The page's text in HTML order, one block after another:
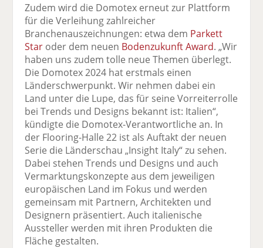
Zudem wird die Domotex erneut zur Plattform
für die Verleihung zahlreicher
Branchenauszeichnungen: etwa dem Parkett
Star oder dem neuen Bodenzukunft Award. „Wir
haben uns zudem tolle neue Themen überlegt.
Die Domotex 2024 hat erstmals einen
Länderschwerpunkt. Wir nehmen dabei ein
Land unter die Lupe, das für seine Vorreiterrolle
bei Trends und Designs bekannt ist: Italien“,
kündigte die Domotex-Verantwortliche an. In
der Flooring-Halle 22 ist als Auftakt der neuen
Serie die Länderschau „Insight Italy“ zu sehen.
Dabei stehen Trends und Designs und auch
Vermarktungskonzepte aus dem jeweiligen
europäischen Land im Fokus und werden
gemeinsam mit Partnern, Architekten und
Designern präsentiert. Auch italienische
Aussteller werden mit ihren Produkten die
Fläche gestalten.